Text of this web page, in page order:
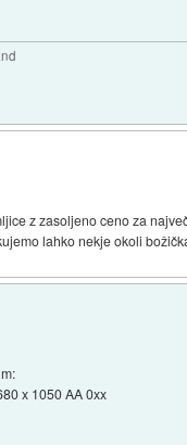
z zasoljeno ceno za
lahko nekje okoli
x 1050 AA 0xx